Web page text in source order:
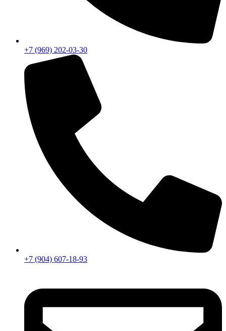
+7 (969) 202-03-30
+7 (904) 607-18-93